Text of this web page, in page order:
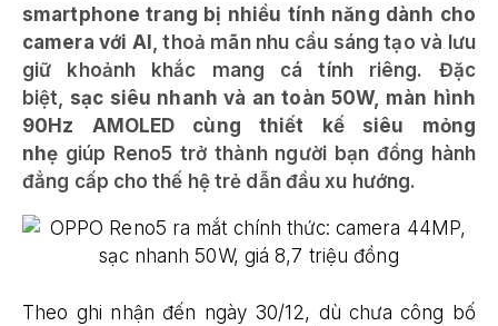
smartphone trang bị nhiều tính năng dành cho
camera với AI , thoả mãn nhu cầu sáng tạo và lưu
giữ khoảnh khắc mang cá tính riêng. Đặc
biệt, sạc siêu nhanh và an toàn 50W, màn hình
90Hz AMOLED cùng thiết kế siêu mỏng
nhẹ giúp Reno5 trở thành người bạn đồng hành
đẳng cấp cho thế hệ trẻ dẫn đầu xu hướng.
Theo ghi nhận đến ngày 30/12, dù chưa công bố